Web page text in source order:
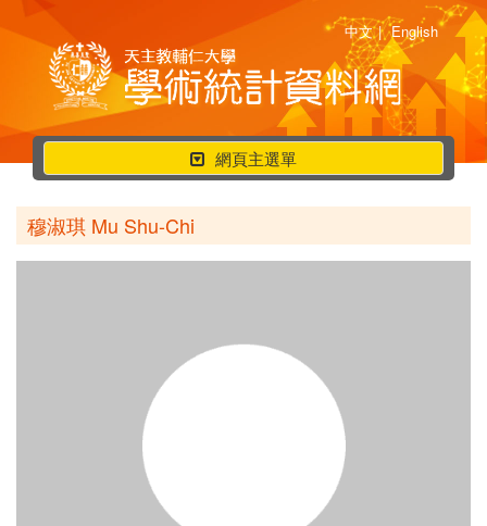
中文 | English
行
動
選
單
網頁主選單
穆淑琪 Mu Shu-Chi